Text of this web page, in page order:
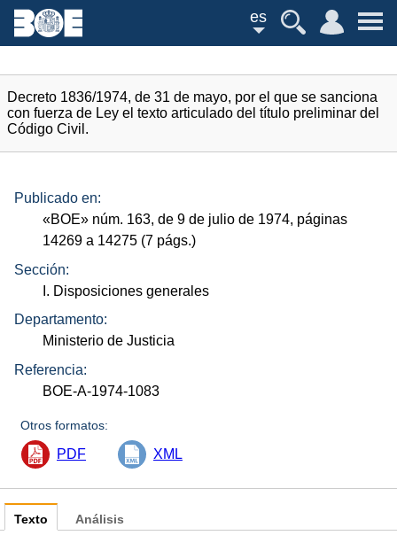
es
Decreto 1836/1974, de 31 de mayo, por el que se sanciona
con fuerza de Ley el texto articulado del título preliminar del
Código Civil.
Publicado en:
«BOE» núm. 163, de 9 de julio de 1974, páginas
14269 a 14275 (7 págs.)
Sección:
I. Disposiciones generales
Departamento:
Ministerio de Justicia
Referencia:
BOE-A-1974-1083
Otros formatos:
PDF XML
Texto Análisis